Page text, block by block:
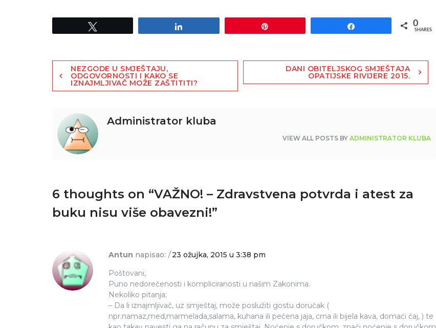
0
SHARES
NEZGODE U SMJEŠTAJU,
ODGOVORNOSTI I KAKO SE
IZNAJMLJIVAČ MOŽE ZAŠTITITI?
DANI OBITELJSKOG SMJEŠTAJA
OPATIJSKE RIVIJERE 2015.
Administrator kluba
VIEW ALL POSTS BYADMINISTRATOR KLUBA
6 thoughts on “VAŽNO! – Zdravstvena potvrda i atest za
buku nisu više obavezni!”
Antun napisao:
23 ožujka, 2015 u 3:38 pm
Poštovani,
Puno nedorečenosti i kompliciranosti u našim Zakonima.
Nekoliko pitanja;
– Da li iznajmljivač, uz smještaj, može poslužiti gostu doručak (
npr.namaz,med,marmelada,salama, kuhana ili pečena jaja, crna ili bijela kava, domaći čaj, ) te